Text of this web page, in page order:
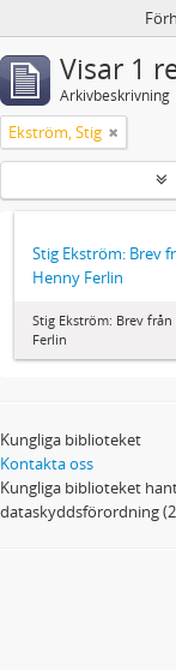
Visar 1
Arkivbeskrivning
Ekström, Stig
Stig Ekström: Brev
Henny Ferlin
Stig Ekström: Brev
Ferlin
Kungliga biblioteket
Kontakta oss
Kungliga biblioteket
dataskyddsförordning